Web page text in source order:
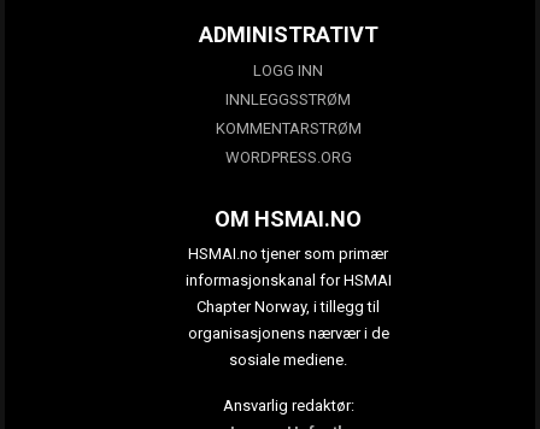
ADMINISTRATIVT
LOGG INN
INNLEGGSSTRØM
KOMMENTARSTRØM
WORDPRESS.ORG
OM HSMAI.NO
HSMAI.no tjener som primær
informasjonskanal for HSMAI
Chapter Norway, i tillegg til
organisasjonens nærvær i de
sosiale mediene.
Ansvarlig redaktør: